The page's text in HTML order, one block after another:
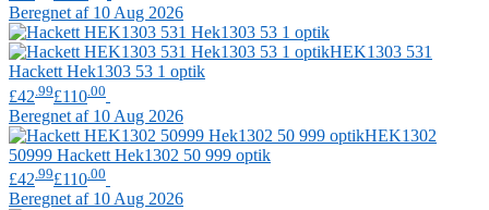
Beregnet af 10 Aug 2026
HEK1303 531
HackettHek1303 53 1 optik
£42 .99£110 .00
Beregnet af 10 Aug 2026
HEK1302
50999 Hackett Hek1302 50 999 optik
£42 .99£110 .00
Beregnet af 10 Aug 2026